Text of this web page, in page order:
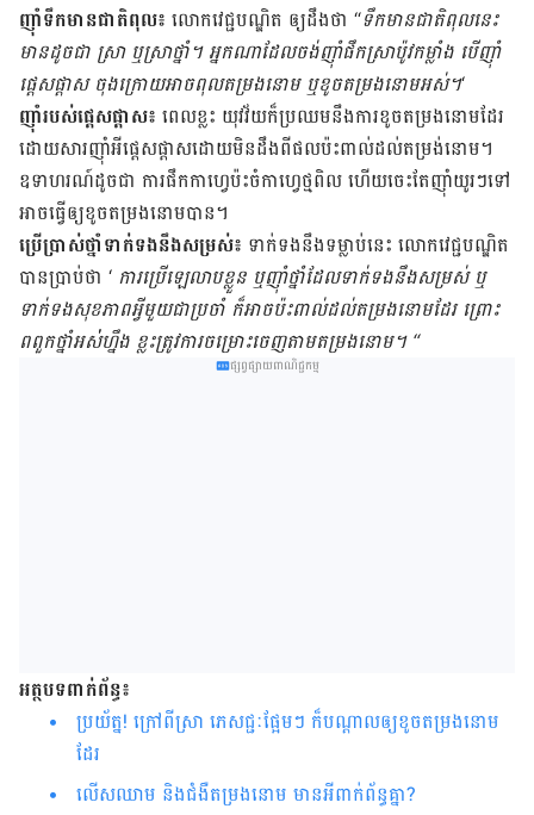
ញ៉ាំ​ទឹក​មាន​ជាតិ​ពុល៖ លោក​វេជ្ជបណ្ឌិត ឲ្យ​ដឹង​ថា “ទឹក​មាន​ជាតិ​ពុល​នេះ
មាន​ដូចជា ស្រា ឬស្រាថ្នាំ។ អ្នកណា​ដែល​ចង់ញ៉ាំ​ផឹក​ស្រា​ប៉ូវ​កម្លាំង បើ​ញ៉ាំ​
ផ្តេសផ្តាស ចុងក្រោយ​អាច​ពុល​តម្រង​នោម ឬខូច​តម្រងនោម​អស់។‘
ញ៉ាំ​របស់​ផ្តេសផ្តាស៖ ពេល​ខ្លះ យុវវ័យ​ក៏​ប្រឈម​នឹង​ការ​ខូច​តម្រង​នោម​ដែរ
ដោយសារ​ញ៉ាំ​អី​ផ្តេសផ្តាស​ដោយ​មិន​ដឹង​ពី​ផល​ប៉ះពាល់​ដល់​តម្រង់នោម។
ឧទាហរណ៍​ដូចជា ការ​ផឹក​កាហ្វេ​ប៉ះចំ​កាហ្វេ​ថ្ម​ពិល ហើយ​ចេះ​តែ​ញ៉ាំ​យូរៗទៅ
អាច​ធ្វើ​ឲ្យ​ខូច​តម្រងនោម​បាន។
ប្រើ​ប្រាស់​ថ្នាំ​ទាក់​ទង​នឹង​សម្រស់៖ ទាក់​ទង​នឹង​ទម្លាប់​នេះ លោក​វេជ្ជបណ្ឌិត​
បាន​ប្រាប់​ថា ‘ ការ​ប្រើ​ឡេ​លាប​ខ្លួន ឬ​ញ៉ាំ​ថ្នាំ​ដែល​ទាក់​ទង​នឹង​សម្រស់ ឬ​
ទាក់​ទង​សុខភាព​អ្វី​មួយ​ជា​ប្រចាំ ក៏​អាច​ប៉ះពាល់​ដល់​តម្រងនោម​ដែរ ព្រោះ​
ពពួក​ថ្នាំ​អស់់​ហ្នឹង ​ខ្លះត្រូវ​ការ​ចម្រោះចេញ​តាម​តម្រងនោម។ “
ផ្សព្វផ្សាយពាណិជ្ជកម្ម
អត្ថបទពាក់ព័ន្ធ៖
ប្រយ័ត្ន! ក្រៅពី​ស្រា ភេសជ្ជៈ​ផ្អែមៗ ក៏​បណ្ដាល​ឲ្យ​ខូច​​តម្រងនោម​
ដែរ
លើស​ឈាម ​និង​ជំងឺតម្រង​នោម មាន​អី​ពាក់​ព័ន្ធ​គ្នា?